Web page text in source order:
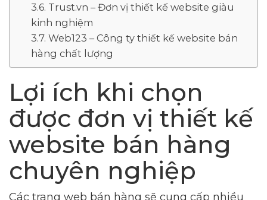
Trust.vn – Đơn vị thiết kế website giàu
kinh nghiệm
Web123 – Công ty thiết kế website bán
hàng chất lượng
Lợi ích khi chọn
được đơn vị thiết kế
website bán hàng
chuyên nghiệp
Các trang web bán hàng sẽ cung cấp nhiều